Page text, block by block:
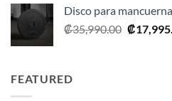
Disco para
₡35,990.00 El
₡
FEATURED